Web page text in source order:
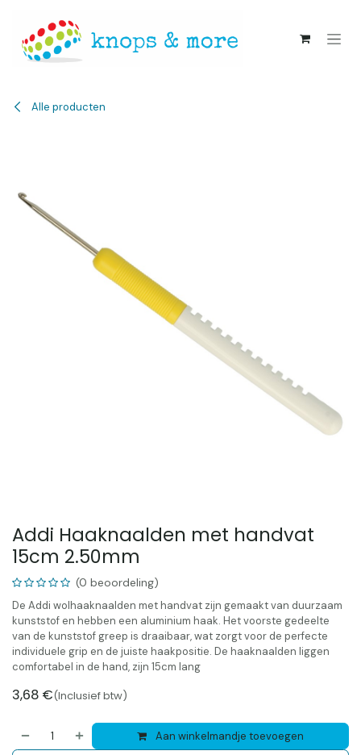
Alle producten
Addi Haaknaalden met handvat
15cm 2.50mm
(0 beoordeling)
De Addi wolhaaknaalden met handvat zijn gemaakt van duurzaam
kunststof en hebben een aluminium haak. Het voorste gedeelte
van de kunststof greep is draaibaar, wat zorgt voor de perfecte
individuele grip en de juiste haakpositie. De haaknaalden liggen
comfortabel in de hand, zijn 15cm lang
3,68 €(Inclusief btw)
Aan winkelmandje toevoegen